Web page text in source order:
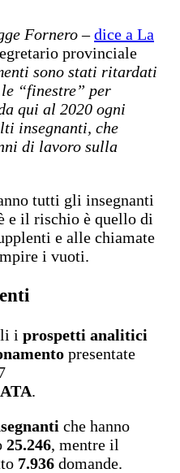
Fornero–dice a La
provinciale
sono stati ritardati
“finestre” per
qui al 2020 ogni
insegnanti, che
di lavoro sulla
tutti gli insegnanti
e il rischio è quello di
e alle chiamate
i vuoti.
i prospetti analitici
presentate
.
che hanno
25.246, mentre il
7.936 domande.